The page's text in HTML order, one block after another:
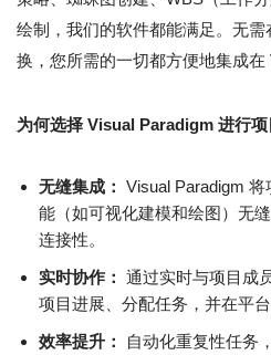
绘制，我们的软件都能满足。无
换，您所需的一切都方便地集成在
为何选择 Visual Paradigm 进行项
无缝集成： Visual Paradigm
能（如可视化建模和绘图）无
连接性。
实时协作： 通过实时与项目成
项目进展、分配任务，并在平
效率提升：
自动化重复性任务